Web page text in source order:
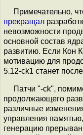
Примечательно,
прекращал
невозможности
основной состав
развитию. Если Кон
мотивацию для
5.12-ck1 станет
Патчи "-ck",
продолжающего
различные
управления
генерацию